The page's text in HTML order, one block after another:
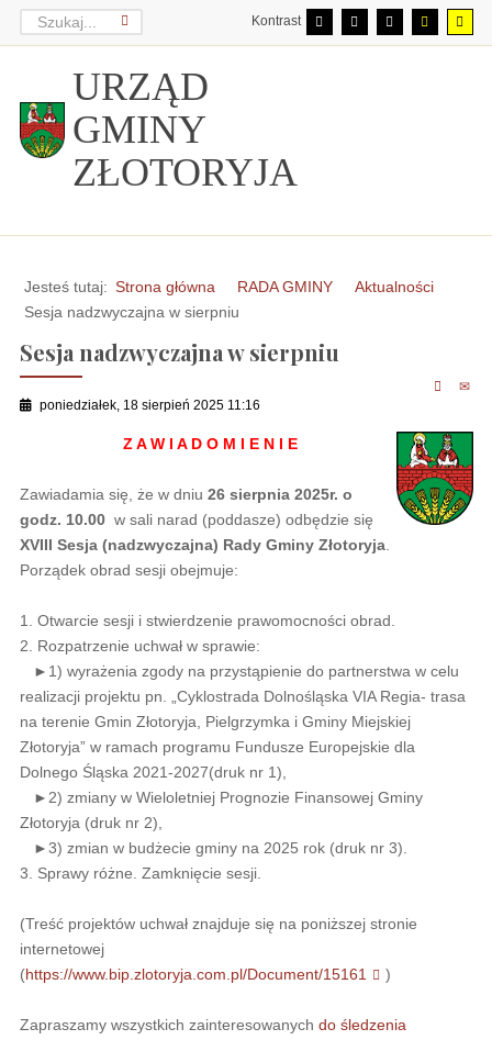
Kontrast
URZĄD
GMINY
ZŁOTORYJA
Jesteś tutaj: Strona główna RADA GMINY
Aktualności
Sesja nadzwyczajna w sierpniu
Sesja nadzwyczajna w sierpniu
poniedziałek, 18 sierpień 2025 11:16
Z A W I A D O M I E N I E
Zawiadamia się, że w dniu 26 sierpnia 2025r. o
godz. 10.00 w sali narad (poddasze) odbędzie się
XVIII Sesja (nadzwyczajna) Rady Gminy Złotoryja.
Porządek obrad sesji obejmuje:
1. Otwarcie sesji i stwierdzenie prawomocności obrad.
2. Rozpatrzenie uchwał w sprawie:
►1) wyrażenia zgody na przystąpienie do partnerstwa w celu
realizacji projektu pn. „Cyklostrada Dolnośląska VIA Regia- trasa
na terenie Gmin Złotoryja, Pielgrzymka i Gminy Miejskiej
Złotoryja” w ramach programu Fundusze Europejskie dla
Dolnego Śląska 2021-2027(druk nr 1),
►2) zmiany w Wieloletniej Prognozie Finansowej Gminy
Złotoryja (druk nr 2),
►3) zmian w budżecie gminy na 2025 rok (druk nr 3).
3. Sprawy różne. Zamknięcie sesji.
(Treść projektów uchwał znajduje się na poniższej stronie
internetowej
(https://www.bip.zlotoryja.com.pl/Document/15161 )
Zapraszamy wszystkich zainteresowanych do śledzenia